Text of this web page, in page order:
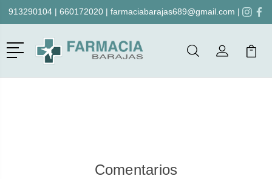
913290104| 660172020| farmaciabarajas689@gmail.com |
Menú
BuscarMi Cuenta
Mi
Comentarios